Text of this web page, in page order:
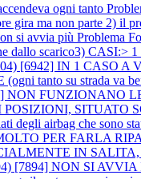
ogni tanto
ma non parte 2) il
si avvia più Problema
scarico3) CASI:> 1
[6942] IN 1 CASO
tanto su strada va
NON
SITUATO
degli airbag che sono
PER FARLA
IN
[7894] NON SI AVVIA